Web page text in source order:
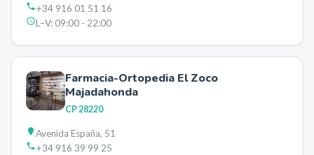
+34 916 01 51 16
L–V:09:00 - 22:00
Farmacia-Ortopedia El Zoco
Majadahonda
CP28220
Avenida España, 51
+34 916 39 99 25